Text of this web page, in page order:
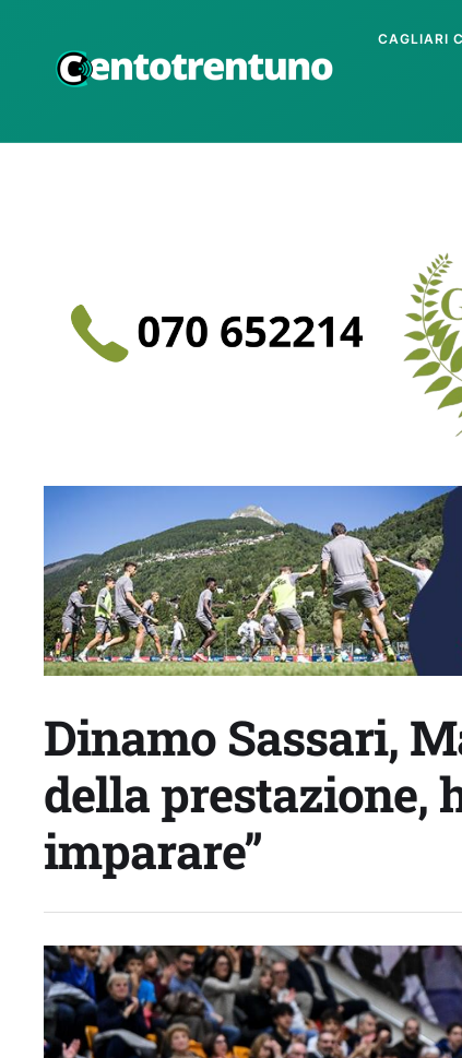
CAGLIARI
Dinamo Sassari,
della prestazione,
imparare”